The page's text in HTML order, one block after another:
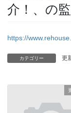
介！、の
https://
カテゴリー 更